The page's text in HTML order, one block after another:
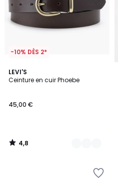
-10% DÈS 2*
LEVI'S
Ceinture en cuir Phoebe
45,00 €
4,8
/ 5
2
Couleurs
4,8
/